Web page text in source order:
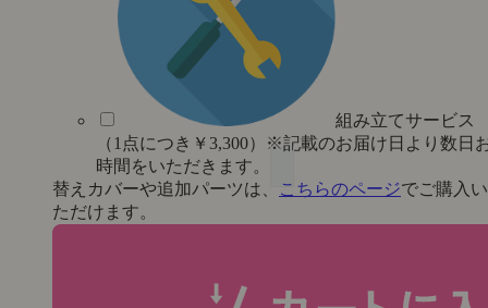
組み立てサービス
（1点につき￥3,300）※記載のお届け日より数日
時間をいただきます。
替えカバーや追加パーツは、
こちらのページでご購入い
ただけます。